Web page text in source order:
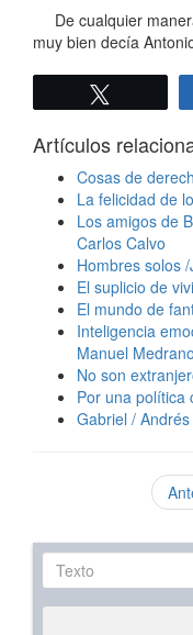
De cualquier
muy bien decía
Artículos
Cosas de
La felicidad de
Los amigos de
Carlos Calvo
Hombres solos
El suplicio de
El mundo de
Inteligencia
Manuel Medrano
No son
Por una política
Gabriel /
Texto